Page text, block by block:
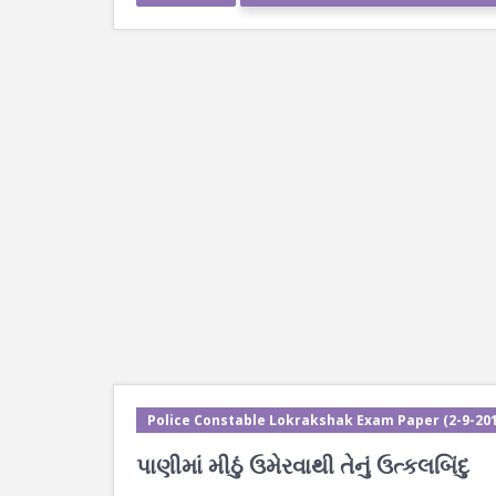
Police Constable Lokrakshak Exam Paper (2-9-
પાણીમાં મીઠું ઉમેરવાથી તેનું ઉત્કલબિંદુ